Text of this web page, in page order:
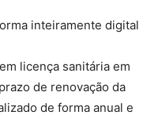
inteiramente digital
licença sanitária em
de renovação da
de forma anual e